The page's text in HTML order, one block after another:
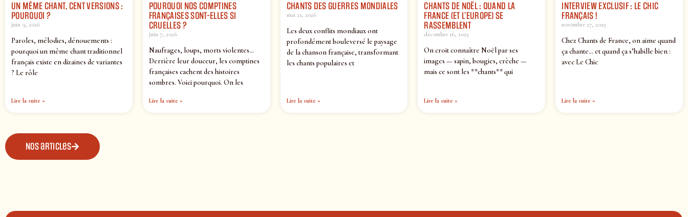
UN MÊME CHANT, CENT VERSIONS :
POURQUOI ?
juin 9, 2026
Paroles, mélodies, dénouements :
pourquoi un même chant traditionnel
français existe en dizaines de variantes
? Le rôle
Lire la suite »
POURQUOI NOS COMPTINES
FRANÇAISES SONT-ELLES SI
CRUELLES ?
juin 7, 2026
Naufrages, loups, morts violentes…
Derrière leur douceur, les comptines
françaises cachent des histoires
sombres. Voici pourquoi. On les
Lire la suite »
CHANTS DES GUERRES MONDIALES
mai 21, 2026
Les deux conflits mondiaux ont
profondément bouleversé le paysage
de la chanson française, transformant
les chants populaires et
Lire la suite »
CHANTS DE NOËL : QUAND LA
FRANCE (ET L’EUROPE) SE
RASSEMBLENT
décembre 16, 2025
On croit connaître Noël par ses
images — sapin, bougies, crèche —
mais ce sont les **chants** qui
Lire la suite »
INTERVIEW EXCLUSIF : LE CHIC
FRANÇAIS !
novembre 27, 2025
Chez Chants de France, on aime quand
ça chante… et quand ça s’habille bien :
avec Le Chic
Lire la suite »
Nos articles